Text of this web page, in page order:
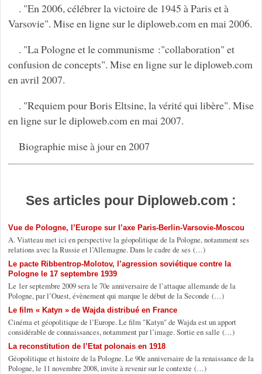
. "En 2006, célébrer la victoire de 1945 à Paris et à
Varsovie". Mise en ligne sur le diploweb.com en mai 2006.
. "La Pologne et le communisme :"collaboration" et
confusion de concepts". Mise en ligne sur le diploweb.com
en avril 2007.
. "Requiem pour Boris Eltsine, la vérité qui libère". Mise
en ligne sur le diploweb.com en mai 2007.
Biographie mise à jour en 2007
Ses articles pour Diploweb.com :
Vue de Pologne, l’Europe sur l’axe Paris-Berlin-Varsovie-Moscou
A. Viatteau met ici en perspective la géopolitique de la Pologne, notamment ses
relations avec la Russie et l’Allemagne. Dans le cadre de ses (…)
Le pacte Ribbentrop-Molotov, l’agression soviétique contre la
Pologne le 17 septembre 1939
Le 1er septembre 2009 sera le 70e anniversaire de l’attaque allemande de la
Pologne, par l’Ouest, évènement qui marque le début de la Seconde (…)
Le film « Katyn » de Wajda distribué en France
Cinéma et géopolitique de l’Europe. Le film "Katyn" de Wajda est un apport
considérable de connaissances, notamment par l’image. Sortie en salle (…)
La reconstitution de l’Etat polonais en 1918
Géopolitique et histoire de la Pologne. Le 90e anniversaire de la renaissance de la
Pologne, le 11 novembre 2008, invite à revenir sur le contexte (…)